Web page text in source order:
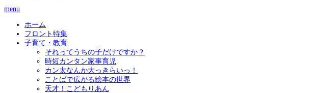
menu
ホーム
フロント特集
子育て・教育
それってうちの子だけですか？
時短カンタン家事育児
カン太なんか大っきらいっ！
ことばで広がる絵本の世界
天才！こどもりあん